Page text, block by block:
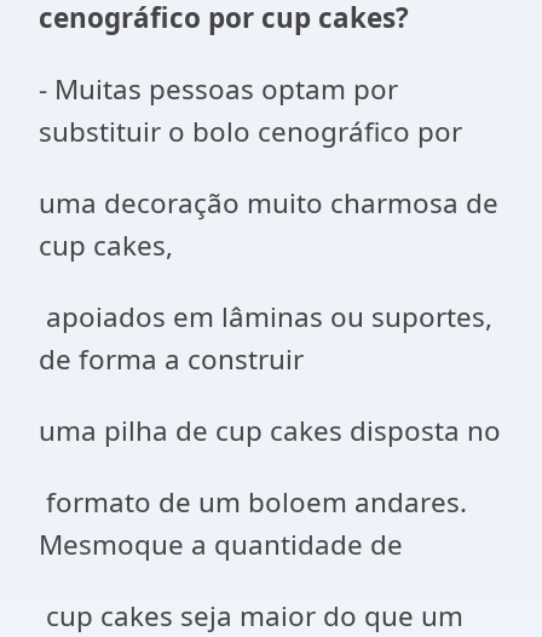
cenográfico por cup cakes?
- Muitas pessoas optam por
substituir o bolo cenográfico por
uma decoração muito charmosa de
cup cakes,
apoiados em lâminas ou suportes,
de forma a construir
uma pilha de cup cakes disposta no
formato de um boloem andares.
Mesmoque a quantidade de
cup cakes seja maior do que um